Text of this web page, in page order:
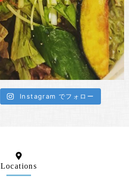
Instagram でフォロー
Locations